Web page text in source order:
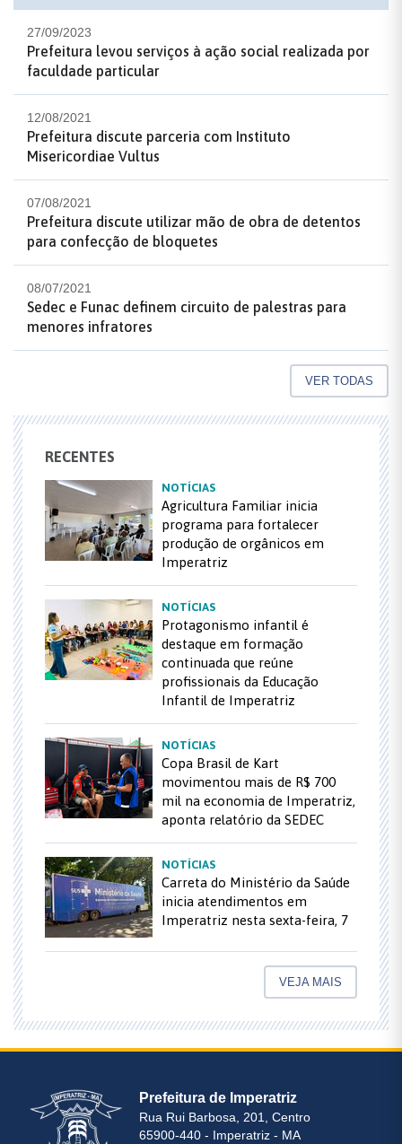
27/09/2023
Prefeitura levou serviços à ação social realizada por
faculdade particular
12/08/2021
Prefeitura discute parceria com Instituto
Misericordiae Vultus
07/08/2021
Prefeitura discute utilizar mão de obra de detentos
para confecção de bloquetes
08/07/2021
Sedec e Funac definem circuito de palestras para
menores infratores
VER TODAS
RECENTES
NOTÍCIAS
Agricultura Familiar inicia
programa para fortalecer
produção de orgânicos em
Imperatriz
NOTÍCIAS
Protagonismo infantil é
destaque em formação
continuada que reúne
profissionais da Educação
Infantil de Imperatriz
NOTÍCIAS
Copa Brasil de Kart
movimentou mais de R$ 700
mil na economia de Imperatriz,
aponta relatório da SEDEC
NOTÍCIAS
Carreta do Ministério da Saúde
inicia atendimentos em
Imperatriz nesta sexta-feira, 7
VEJA MAIS
Prefeitura de Imperatriz
Rua Rui Barbosa, 201, Centro
65900-440 - Imperatriz - MA